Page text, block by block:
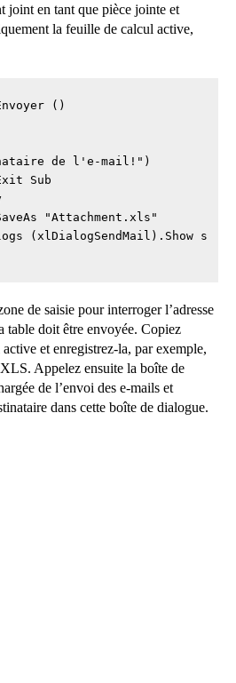
joint en tant que pièce jointe et
la feuille de calcul active,
()
de l'e-mail!")
Sub
"Attachment.xls"
(xlDialogSendMail).Show s
de saisie pour interroger l’adresse
table doit être envoyée. Copiez
et enregistrez-la, par exemple,
Appelez ensuite la boîte de
de l’envoi des e-mails et
dans cette boîte de dialogue.